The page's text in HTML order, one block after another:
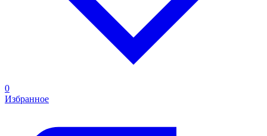
0
Избранное